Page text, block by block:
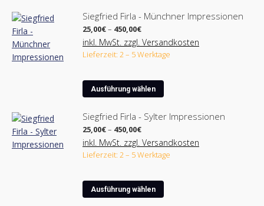
Siegfried Firla - Münchner Impressionen
25,00€– 450,00€Preisspanne:
25,00€
bis
450,00€
inkl. MwSt. zzgl. Versandkosten
Lieferzeit: 2 – 5 Werktage
Ausführung wählen
Dieses
Produkt
weist
mehrere
Varianten
auf.
Siegfried Firla - Sylter Impressionen
25,00€– 450,00€Preisspanne:
25,00€
bis
450,00€
inkl. MwSt. zzgl. Versandkosten
Lieferzeit: 2 – 5 Werktage
Ausführung wählen
Dieses
Produkt